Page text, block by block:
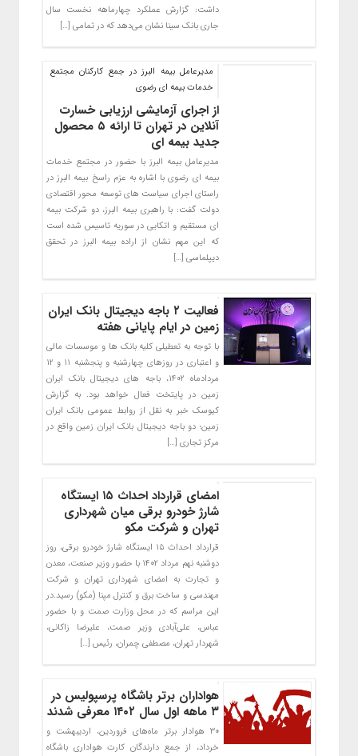
داشت: گزارش عملکرد چهارماهه نخست سال
جاری بانک سینا نشان می‌دهد که در تمامی […]
مدیرعامل بیمه البرز در جمع کارکنان مجتمع
خدمات بیمه ای رضوی
از اجرای آزمایشی ارزیابی خسارت
آنلاین در تهران تا ارائه ۵ محصول
جدید بیمه ای
مدیرعامل بیمه البرز با حضور در مجتمع خدمات
بیمه ای رضوی با اشاره به عزم راسخ بیمه البرز در
راستای اجرای سیاست های توسعه محور اقتصادی
دولت گفت: با راهبری بیمه البرز، دو شرکت بیمه
ای مستقیم و اتکایی در سوریه تاسیس شده است
که این مهم نشان از اراده بیمه البرز در تحقق
دیپلماسی […]
فعالیت ۲ باجه دیجیتال بانک ایران
زمین در ایام پایانی هفته
با توجه به تعطیلی کلیه بانک ها و موسسات مالی
و اعتباری در روزهای چهارشنبه و پنجشنبه ۱۱ و ۱۲
مردادماه ۱۴۰۲، باجه های دیجیتال بانک ایران
زمین در پایتخت فعال خواهد بود. به گزارش
کیوسک خبر به نقل از روابط عمومی بانک ایران
زمین؛ دو باجه دیجیتال بانک ایران زمین واقع در
مرکز تجاری […]
امضای قرارداد احداث ۱۵ ایستگاه‌
شارژ خودرو برقی میان شهرداری
تهران و شرکت مکو
قرارداد احداث ۱۵ ایستگاه‌ شارژ خودرو برقی، روز
دوشنبه نهم مرداد ۱۴۰۲ با حضور وزیر صنعت، معدن
و تجارت به امضای شهرداری تهران و شرکت
مهندسی و ساخت برق و کنترل مپنا (مکو) رسید.در
این مراسم که در محل وزارت صمت و با حضور
عباس، علی‌آبادی وزیر صمت، علیرضا زاکانی،
شهردار تهران، مصطفی چمران، رئیس […]
هواداران برتر باشگاه پرسپولیس در
۳ ماهه اول سال ۱۴۰۲ معرفی شدند
۳۰ هوادار برتر ماه‌های فروردین، اردیبهشت و
خرداد، از جمع دارندگان کارت هواداری باشگاه